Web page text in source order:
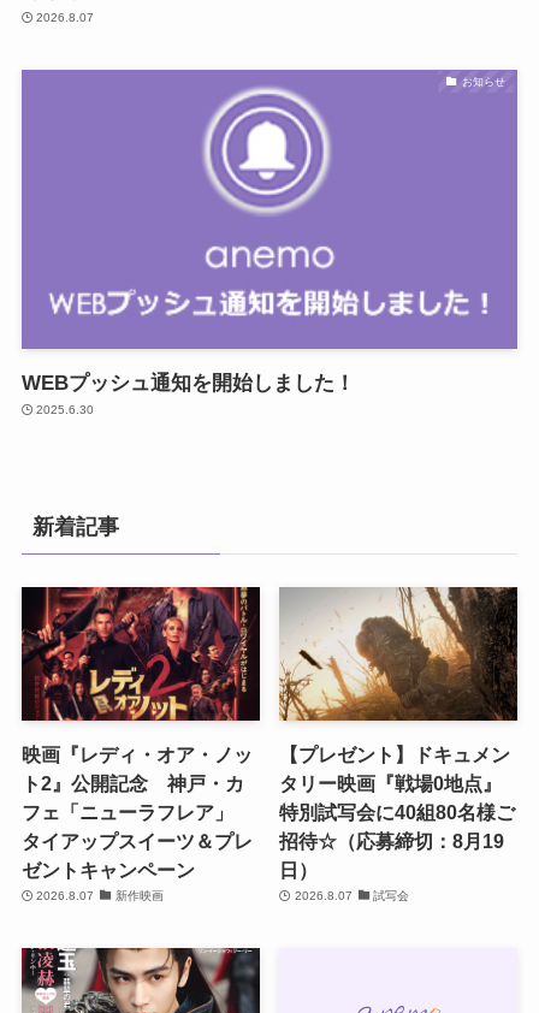
2026.8.07
お知らせ
WEBプッシュ通知を開始しました！
2025.6.30
新着記事
映画『レディ・オア・ノッ
ト2』公開記念 神戸・カ
フェ「ニューラフレア」
タイアップスイーツ＆プレ
ゼントキャンペーン
2026.8.07 新作映画
【プレゼント】ドキュメン
タリー映画『戦場0地点』
特別試写会に40組80名様ご
招待☆（応募締切：8月19
日）
2026.8.07 試写会